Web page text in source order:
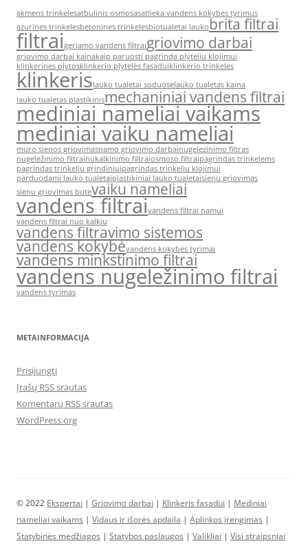
akmens trinkelesatbulinis osmosasatlieka vandens kokybes tyrimus
azurines trinkelesbetonines trinkelesbiotualetai laukobrita filtrai
filtraigeriamo vandens filtraigriovimo darbai
griovimo darbai kainakaip paruosti pagrinda plyteliu klojimui
klinkerines plytosklinkerio plytelės fasaduiklinkerio trinkelės
klinkerislauko tualetai soduoselauko tualetas kaina
lauko tualetas plastikinismechaniniai vandens filtrai
mediniai nameliai vaikams
mediniai vaiku nameliai
muro sienos griovimasnamo griovimo darbainugelezinimo filtras
nugeležinimo filtrainukalkinimo filtraiosmoso filtraipagrindas trinkelems
pagrindas trinkeliu grindiniuipagrindas trinkeliu klojimui
parduodami lauko tualetaiplastikiniai lauko tualetaisienu griovimas
sienu griovimas butevaiku nameliai
vandens filtraivandens filtrai namui
vandens filtrai nuo kalkiu
vandens filtravimo sistemos
vandens kokybėvandens kokybės tyrimai
vandens minkstinimo filtrai
vandens nugeležinimo filtrai
vandens tyrimas
METAINFORMACIJA
Prisijungti
Įrašų RSS srautas
Komentarų RSS srautas
WordPress.org
© 2022 Ekspertai | Griovimo darbai | Klinkeris fasadui | Mediniai
nameliai vaikams | Vidaus ir išorės apdaila | Aplinkos įrengimas |
Statybinės medžiagos | Statybos paslaugos | Valikliai | Visi straipsniai